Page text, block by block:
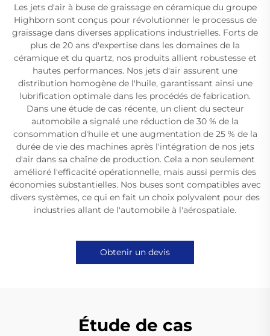
Les jets d'air à buse de graissage en céramique du groupe
Highborn sont conçus pour révolutionner le processus de
graissage dans diverses applications industrielles. Forts de
plus de 20 ans d'expertise dans les domaines de la
céramique et du quartz, nos produits allient robustesse et
hautes performances. Nos jets d'air assurent une
distribution homogène de l'huile, garantissant ainsi une
lubrification optimale dans les procédés de fabrication.
Dans une étude de cas récente, un client du secteur
automobile a signalé une réduction de 30 % de la
consommation d'huile et une augmentation de 25 % de la
durée de vie des machines après l'intégration de nos jets
d'air dans sa chaîne de production. Cela a non seulement
amélioré l'efficacité opérationnelle, mais aussi permis des
économies substantielles. Nos buses sont compatibles avec
divers systèmes, ce qui en fait un choix polyvalent pour des
industries allant de l'automobile à l'aérospatiale.
Obtenir un devis
Étude de cas